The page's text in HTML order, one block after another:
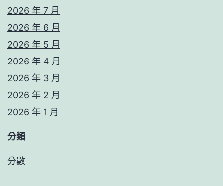
2026 年 7 月
2026 年 6 月
2026 年 5 月
2026 年 4 月
2026 年 3 月
2026 年 2 月
2026 年 1 月
分類
分數